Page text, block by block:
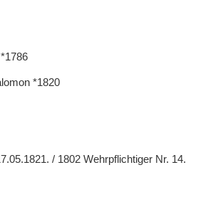
*1820
/ 1802 Wehrpflichtiger Nr. 14.